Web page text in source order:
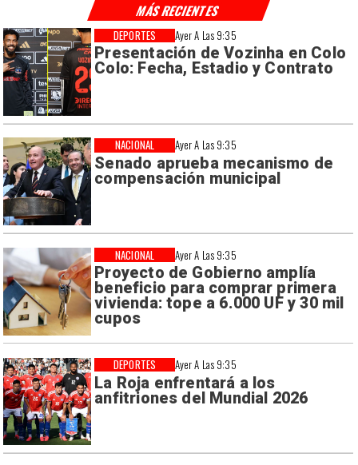
Ayer A Las 9:35
Presentación de Vozinha en Colo
Colo: Fecha, Estadio y Contrato
DEPORTES
Ayer A Las 9:35
Senado aprueba mecanismo de
compensación municipal
NACIONAL
Ayer A Las 9:35
Proyecto de Gobierno amplía
beneficio para comprar primera
vivienda: tope a 6.000 UF y 30 mil
cupos
NACIONAL
Ayer A Las 9:35
La Roja enfrentará a los
anfitriones del Mundial 2026
DEPORTES
MÁS RECIENTES